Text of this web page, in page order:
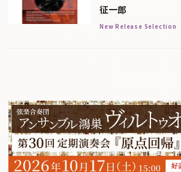
征一郎
New Release Selection